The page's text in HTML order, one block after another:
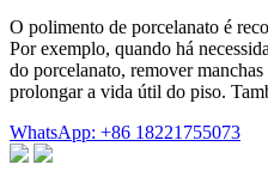
O polimento de porcelanato é
Por exemplo, quando há
do porcelanato, remover
prolongar a vida útil do piso.
WhatsApp: +86 18221755073